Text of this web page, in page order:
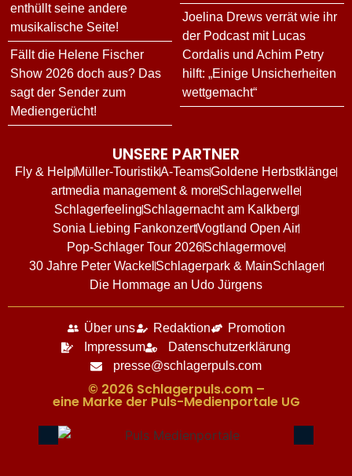
enthüllt seine andere
musikalische Seite!
Fällt die Helene Fischer
Show 2026 doch aus? Das
sagt der Sender zum
Mediengerücht!
Joelina Drews verrät wie ihr
der Podcast mit Lucas
Cordalis und Achim Petry
hilft: „Einige Unsicherheiten
wettgemacht“
UNSERE PARTNER
Fly & HelpMüller-TouristikA-TeamsGoldene Herbstklänge
artmedia management & moreSchlagerwelle
SchlagerfeelingSchlagernacht am Kalkberg
Sonia Liebing FankonzertVogtland Open Air
Pop-Schlager Tour 2026Schlagermove
30 Jahre Peter Wackel Schlagerpark & MainSchlager
Die Hommage an Udo Jürgens
Über uns Redaktion
Promotion
Impressum
Datenschutzerklärung
presse@schlagerpuls.com
© 2026 Schlagerpuls.com –
eine Marke der Puls-Medienportale UG​